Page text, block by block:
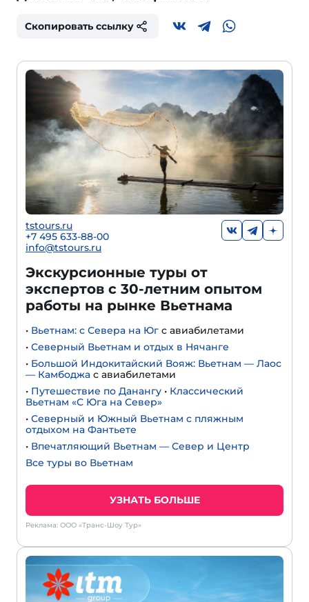
Скопировать ссылку
tstours.ru
+7 495 633-88-00
info@tstours.ru
Экскурсионные туры от
экспертов с 30-летним опытом
работы на рынке Вьетнама
• Вьетнам: с Севера на Юг с авиабилетами
• Северный Вьетнам и отдых в Нячанге
• Большой Индокитайский Вояж: Вьетнам — Лаос
— Камбоджа с авиабилетами
• Путешествие по Данангу • Классический
Вьетнам «С Юга на Север»
• Северный и Южный Вьетнам с пляжным
отдыхом на Фантьете
• Впечатляющий Вьетнам — Север и Центр
Все туры во Вьетнам
УЗНАТЬ БОЛЬШЕ
Реклама: ООО «Транс-Шоу Тур»